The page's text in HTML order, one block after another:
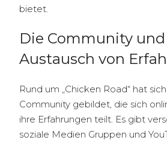
bietet.
Die Community
Austausch von
Rund um „Chicken Road“ hat
Community gebildet, die sich
ihre Erfahrungen teilt. Es gibt
soziale Medien Gruppen und